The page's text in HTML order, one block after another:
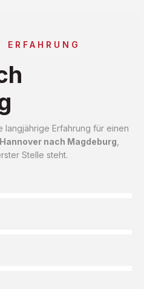
langjährige Erfahrung für einen
nach Magdeburg
Stelle steht.